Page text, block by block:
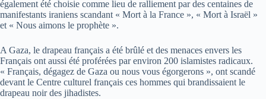
également été choisie comme lieu de ralliement par des centaines de
manifestants iraniens scandant « Mort à la France », « Mort à Israël »
et « Nous aimons le prophète ».
A Gaza, le drapeau français a été brûlé et des menaces envers les
Français ont aussi été proférées par environ 200 islamistes radicaux.
« Français, dégagez de Gaza ou nous vous égorgerons », ont scandé
devant le Centre culturel français ces hommes qui brandissaient le
drapeau noir des jihadistes.